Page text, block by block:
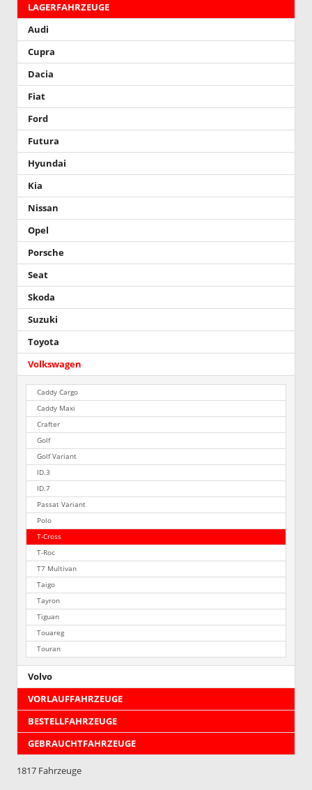
LAGERFAHRZEUGE
Audi
Cupra
Dacia
Fiat
Ford
Futura
Hyundai
Kia
Nissan
Opel
Porsche
Seat
Skoda
Suzuki
Toyota
Volkswagen
Caddy Cargo
Caddy Maxi
Crafter
Golf
Golf Variant
ID.3
ID.7
Passat Variant
Polo
T-Cross
T-Roc
T7 Multivan
Taigo
Tayron
Tiguan
Touareg
Touran
Volvo
VORLAUFFAHRZEUGE
BESTELLFAHRZEUGE
GEBRAUCHTFAHRZEUGE
1817 Fahrzeuge